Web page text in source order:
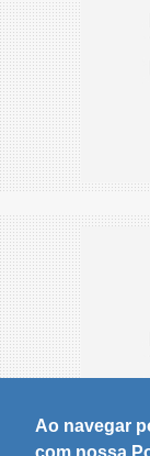
Ao navegar